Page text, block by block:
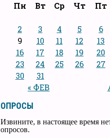
Пн
Вт Ср Чт Пт
« ФЕВ
2
3 4 5 6
9
10 11 12 13
16
17 18 19 20
23
24 25 26 27
30
31
ОПРОСЫ
Извините, в настоящее время
опросов.